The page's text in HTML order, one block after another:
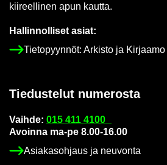
kii­reel­li­nen apun kaut­ta.
Hal­lin­nol­li­set asiat:
Tie­to­pyyn­nöt: Ar­kis­to ja Kir­jaa­mo
Tie­dus­te­lut nu­me­ros­ta
Vaih­de: 015 411 4100
Avoin­na ma-pe 8.00-16.00
Asia­kas­oh­jaus ja neu­von­ta